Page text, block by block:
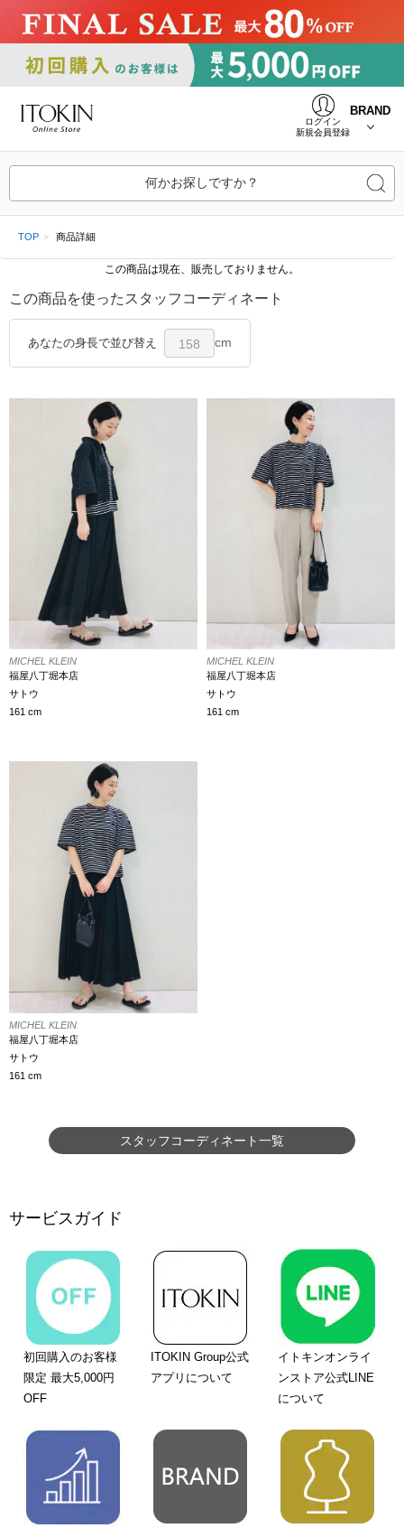
ログイン
新規会員登録
BRAND
何かお探しですか？
TOP 商品詳細
この商品は現在、販売しておりません。
この商品を使ったスタッフコーディネート
あなたの身長で並び替え 158 cm
MICHEL KLEIN
福屋八丁堀本店
サトウ
161 cm
MICHEL KLEIN
福屋八丁堀本店
サトウ
161 cm
MICHEL KLEIN
福屋八丁堀本店
サトウ
161 cm
スタッフコーディネート一覧
サービスガイド
初回購入のお客様
限定 最大5,000円
OFF
ITOKIN Group公式
アプリについて
イトキンオンライ
ンストア公式LINE
について